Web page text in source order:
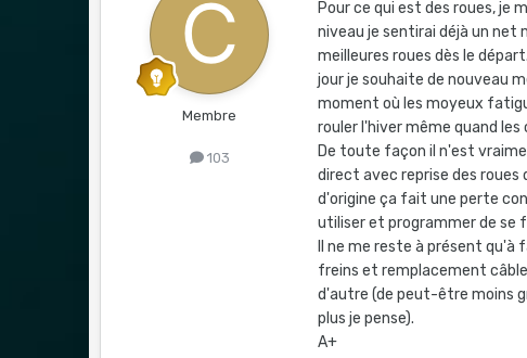
Membre
103
Pour ce qui est des roues, je
niveau je sentirai déjà un net
meilleures roues dès le
jour je souhaite de nouveau
moment où les moyeux
rouler l'hiver même quand
De toute façon il n'est
direct avec reprise des roues
d'origine ça fait une perte
utiliser et programmer de se
Il ne me reste à présent
freins et remplacement
d'autre (de peut-être moins
plus je pense).
A+